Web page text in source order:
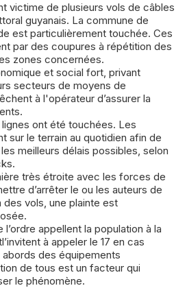
guyanais. La commune de
est particulièrement touchée. Ces
par des coupures à répétition des
zones concernées.
et social fort, privant
secteurs de moyens de
à l'opérateur d’assurer la
lignes ont été touchées. Les
sur le terrain au quotidien afin de
meilleurs délais possibles, selon
très étroite avec les forces de
d’arrêter le ou les auteurs de
vols, une plainte est
appellent la population à la
à appeler le 17 en cas
des équipements
de tous est un facteur qui
le phénomène.